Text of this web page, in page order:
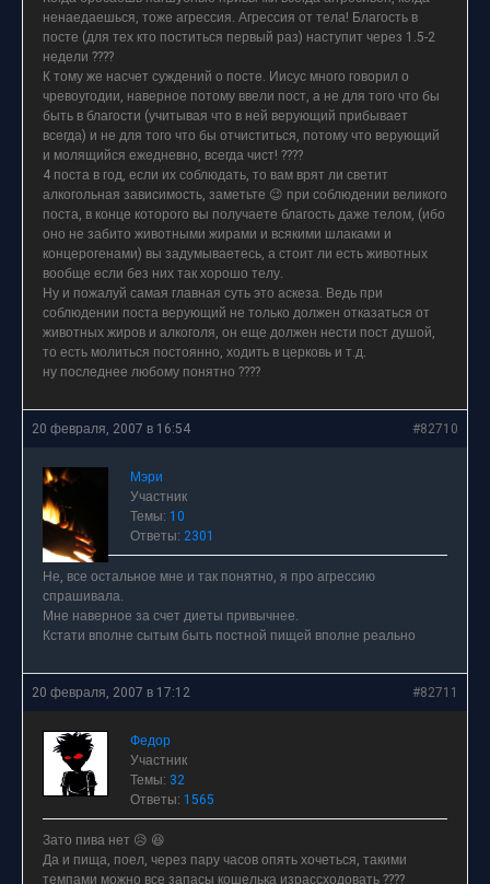
ненаедаешься, тоже агрессия. Агрессия от тела! Благость в
посте (для тех кто поститься первый раз) наступит через 1.5-2
недели ????
К тому же насчет суждений о посте. Иисус много говорил о
чревоугодии, наверное потому ввели пост, а не для того что бы
быть в благости (учитывая что в ней верующий прибывает
всегда) и не для того что бы отчиститься, потому что верующий
и молящийся ежедневно, всегда чист! ????
4 поста в год, если их соблюдать, то вам врят ли светит
алкогольная зависимость, заметьте 😉 при соблюдении великого
поста, в конце которого вы получаете благость даже телом, (ибо
оно не забито животными жирами и всякими шлаками и
концерогенами) вы задумываетесь, а стоит ли есть животных
вообще если без них так хорошо телу.
Ну и пожалуй самая главная суть это аскеза. Ведь при
соблюдении поста верующий не только должен отказаться от
животных жиров и алкоголя, он еще должен нести пост душой,
то есть молиться постоянно, ходить в церковь и т.д.
ну последнее любому понятно ????
20 февраля, 2007 в 16:54 #82710
Мэри
Участник
Темы: 10
Ответы: 2301
Не, все остальное мне и так понятно, я про агрессию
спрашивала.
Мне наверное за счет диеты привычнее.
Кстати вполне сытым быть постной пищей вполне реально
20 февраля, 2007 в 17:12 #82711
Федор
Участник
Темы: 32
Ответы: 1565
Зато пива нет 😥 😆
Да и пища, поел, через пару часов опять хочеться, такими
темпами можно все запасы кошелька израссходовать ????